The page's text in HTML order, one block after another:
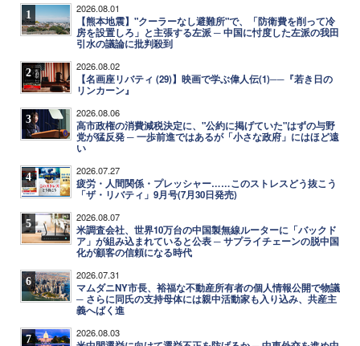
1 2026.08.01
【熊本地震】"クーラーなし避難所"で、「防衛費を削って冷
房を設置しろ」と主張する左派 ─ 中国に忖度した左派の我田
引水の議論に批判殺到
2 2026.08.02
【名画座リバティ (29)】映画で学ぶ偉人伝(1)──『若き日の
リンカーン』
3 2026.08.06
高市政権の消費減税決定に、"公約に掲げていた"はずの与野
党が猛反発 ─ 一歩前進ではあるが「小さな政府」にはほど遠
い
4 2026.07.27
疲労・人間関係・プレッシャー……このストレスどう抜こう
「ザ・リバティ」9月号(7月30日発売)
5 2026.08.07
米調査会社、世界10万台の中国製無線ルーターに「バックド
ア」が組み込まれていると公表 ─ サプライチェーンの脱中国
化が顧客の信頼になる時代
6 2026.07.31
マムダニNY市長、裕福な不動産所有者の個人情報公開で物議
─ さらに同氏の支持母体には親中活動家も入り込み、共産主
義へばく進
7 2026.08.03